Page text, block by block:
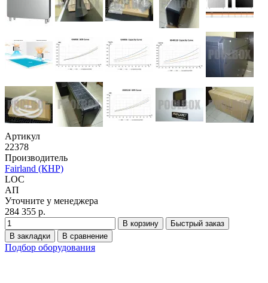
Артикул
22378
Производитель
Fairland (КНР)
LOC
АП
Уточните у менеджера
284 355 р.
В корзину
Быстрый заказ
В закладки
В сравнение
Подбор оборудования